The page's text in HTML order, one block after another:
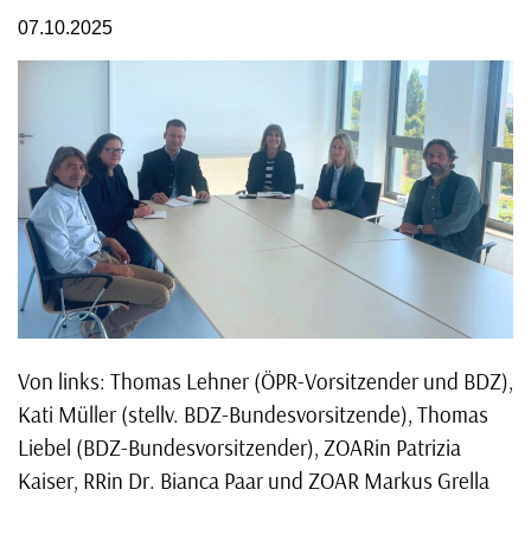
07.10.2025
Von links: Thomas Lehner (ÖPR-Vorsitzender und BDZ),
Kati Müller (stellv. BDZ-Bundesvorsitzende), Thomas
Liebel (BDZ-Bundesvorsitzender), ZOARin Patrizia
Kaiser, RRin Dr. Bianca Paar und ZOAR Markus Grella